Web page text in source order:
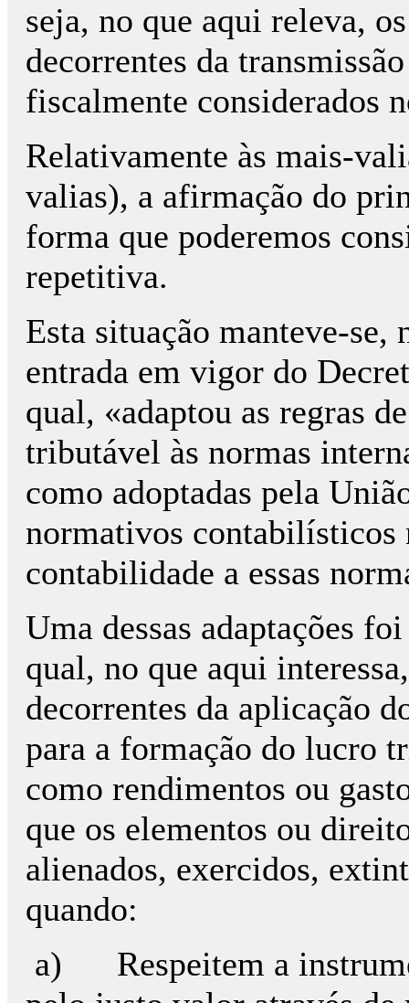
seja, no que aqui releva,
decorrentes da
fiscalmente considerados
Relativamente às mais-
valias), a afirmação do
forma que poderemos
repetitiva.
Esta situação manteve-se,
entrada em vigor do
qual, «adaptou as regras
tributável às normas
como adoptadas pela
normativos contabilísticos
contabilidade a essas
Uma dessas adaptações
qual, no que aqui
decorrentes da aplicação
para a formação do lucro
como rendimentos ou
que os elementos ou
alienados, exercidos,
quando:
a) Respeitem a